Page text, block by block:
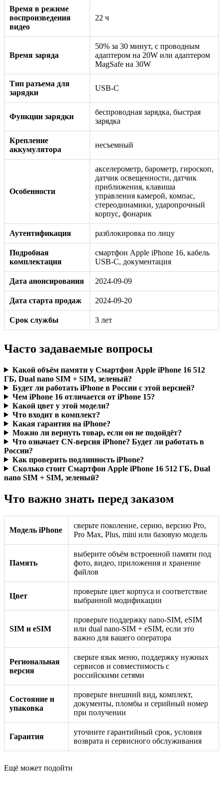
Время в режиме
воспроизведения
видео
22 ч
Время заряда
50% за 30 минут, с проводным
адаптером на 20W или адаптером
MagSafe на 30W
Тип разъема для
зарядки
USB-C
Функции зарядки
беспроводная зарядка, быстрая
зарядка
Крепление
аккумулятора
несъемный
Особенности
акселерометр, барометр, гироскоп,
датчик освещенности, датчик
приближения, клавиша
управления камерой, компас,
стереодинамики, ударопрочный
корпус, фонарик
Аутентификация разблокировка по лицу
Подробная
комплектация
смартфон Apple iPhone 16, кабель
USB-C, документация
Дата анонсирования 2024-09-09
Дата старта продаж 2024-09-20
Срок службы 3 лет
Часто задаваемые вопросы
Какой объём памяти у Смартфон Apple iPhone 16 512
ГБ, Dual nano SIM + SIM, зеленый?
Будет ли работать iPhone в России с этой версией?
Чем iPhone 16 отличается от iPhone 15?
Какой цвет у этой модели?
Что входит в комплект?
Какая гарантия на iPhone?
Можно ли вернуть товар, если он не подойдёт?
Что означает CN-версия iPhone? Будет ли работать в
России?
Как проверить подлинность iPhone?
Сколько стоит Смартфон Apple iPhone 16 512 ГБ, Dual
nano SIM + SIM, зеленый?
Что важно знать перед заказом
Модель iPhone
сверьте поколение, серию, версию Pro,
Pro Max, Plus, mini или базовую модель
Память
выберите объём встроенной памяти под
фото, видео, приложения и хранение
файлов
Цвет
проверьте цвет корпуса и соответствие
выбранной модификации
SIM и eSIM
проверьте поддержку nano-SIM, eSIM
или dual nano-SIM + eSIM, если это
важно для вашего оператора
Региональная
версия
сверьте язык меню, поддержку нужных
сервисов и совместимость с
российскими сетями
Состояние и
упаковка
проверьте внешний вид, комплект,
документы, пломбы и серийный номер
при получении
Гарантия
уточните гарантийный срок, условия
возврата и сервисного обслуживания
Ещё может подойти